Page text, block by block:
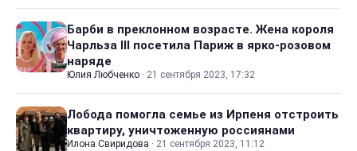
Барби в преклонном возрасте. Жена короля
Чарльза III посетила Париж в ярко-розовом
наряде
Юлия Любченко · 21 сентября 2023, 17:32
Лобода помогла семье из Ирпеня отстроить
квартиру, уничтоженную россиянами
Илона Свиридова · 21 сентября 2023, 11:12